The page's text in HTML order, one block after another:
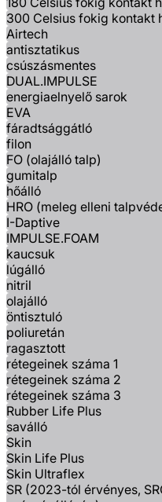
300 Celsius fokig kontakt
Airtech
antisztatikus
csúszásmentes
DUAL.IMPULSE
energiaelnyelő sarok
EVA
fáradtsággátló
filon
FO (olajálló talp)
gumitalp
hőálló
HRO (meleg elleni
I-Daptive
IMPULSE.FOAM
kaucsuk
lúgálló
nitril
olajálló
öntisztuló
poliuretán
ragasztott
rétegeinek száma 1
rétegeinek száma 2
rétegeinek száma 3
Rubber Life Plus
saválló
Skin
Skin Life Plus
Skin Ultraflex
SR (2023-tól érvényes,